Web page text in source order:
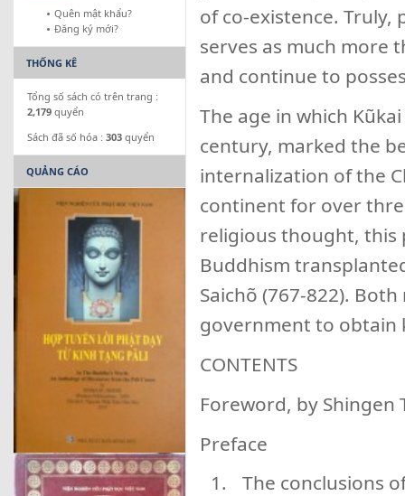
of co-existence. Truly,
serves as much more
and continue to
The age in which
century, marked the
internalization of the
continent for over
religious thought, this
Buddhism
Saichõ (767-822).
government to obtain
CONTENTS
Foreword, by Shingen
Preface
The conclusions
Quên mật khẩu?
Đăng ký mới?
THỐNG KÊ
Tổng số sách có trên trang :
2,179 quyển
Sách đã số hóa : 303 quyển
QUẢNG CÁO